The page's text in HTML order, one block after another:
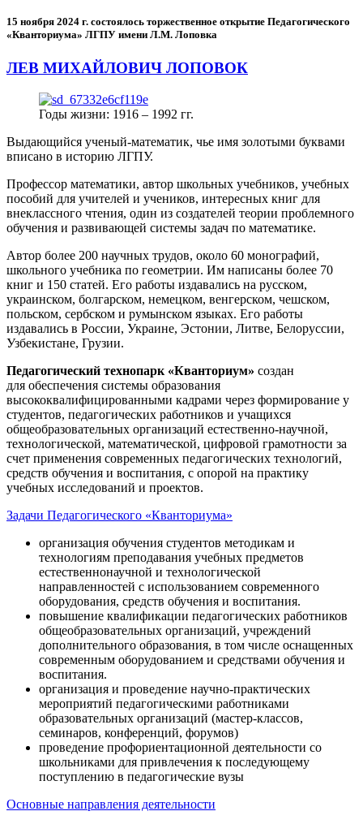
15 ноября 2024 г. состоялось торжественное открытие Педагогического
«Кванториума» ЛГПУ имени Л.М. Лоповка
ЛЕВ МИХАЙЛОВИЧ ЛОПОВОК
Годы жизни: 1916 – 1992 гг.
Выдающийся ученый-математик, чье имя золотыми буквами
вписано в историю ЛГПУ.
Профессор математики, автор школьных учебников, учебных
пособий для учителей и учеников, интересных книг для
внеклассного чтения, один из создателей теории проблемного
обучения и развивающей системы задач по математике.
Автор более 200 научных трудов, около 60 монографий,
школьного учебника по геометрии. Им написаны более 70
книг и 150 статей. Его работы издавались на русском,
украинском, болгарском, немецком, венгерском, чешском,
польском, сербском и румынском языках. Его работы
издавались в России, Украине, Эстонии, Литве, Белоруссии,
Узбекистане, Грузии.
Педагогический технопарк «Кванториум» создан
для обеспечения системы образования
высококвалифицированными кадрами через формирование у
студентов, педагогических работников и учащихся
общеобразовательных организаций естественно-научной,
технологической, математической, цифровой грамотности за
счет применения современных педагогических технологий,
средств обучения и воспитания, с опорой на практику
учебных исследований и проектов.
Задачи Педагогического «Кванториума»
организация обучения студентов методикам и
технологиям преподавания учебных предметов
естественнонаучной и технологической
направленностей с использованием современного
оборудования, средств обучения и воспитания.
повышение квалификации педагогических работников
общеобразовательных организаций, учреждений
дополнительного образования, в том числе оснащенных
современным оборудованием и средствами обучения и
воспитания.
организация и проведение научно-практических
мероприятий педагогическими работниками
образовательных организаций (мастер-классов,
семинаров, конференций, форумов)
проведение профориентационной деятельности со
школьниками для привлечения к последующему
поступлению в педагогические вузы
Основные направления деятельности